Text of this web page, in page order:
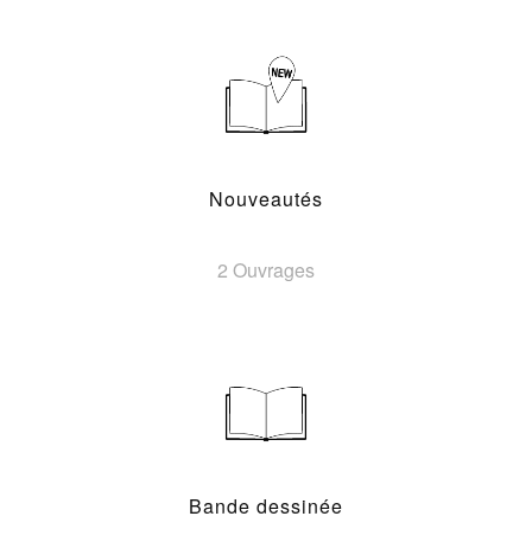
Nouveautés
2 Ouvrages
Bande dessinée